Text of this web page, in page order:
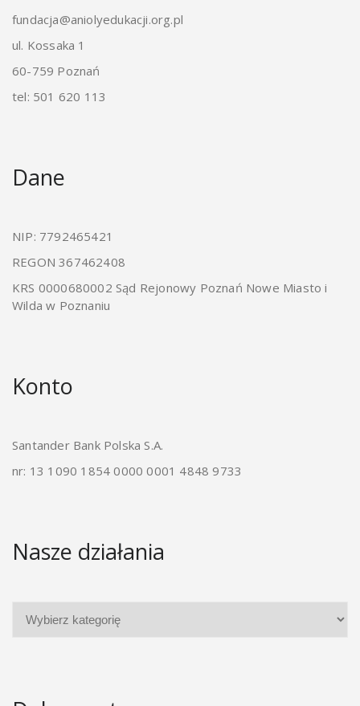
fundacja@aniolyedukacji.org.pl
ul. Kossaka 1
60-759 Poznań
tel: 501 620 113
Dane
NIP: 7792465421
REGON 367462408
KRS 0000680002 Sąd Rejonowy Poznań Nowe Miasto i
Wilda w Poznaniu
Konto
Santander Bank Polska S.A.
nr: 13 1090 1854 0000 0001 4848 9733
Nasze działania